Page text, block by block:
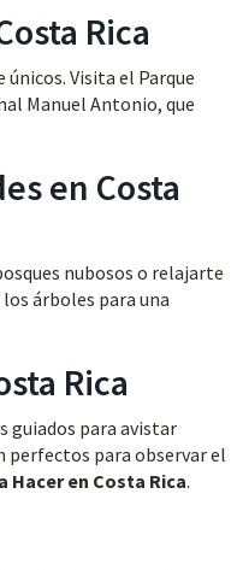
Rica
Visita el Parque
Manuel Antonio, que
en Costa
nubosos o relajarte
árboles para una
Rica
guiados para avistar
perfectos para observar el
Hacer en Costa Rica.